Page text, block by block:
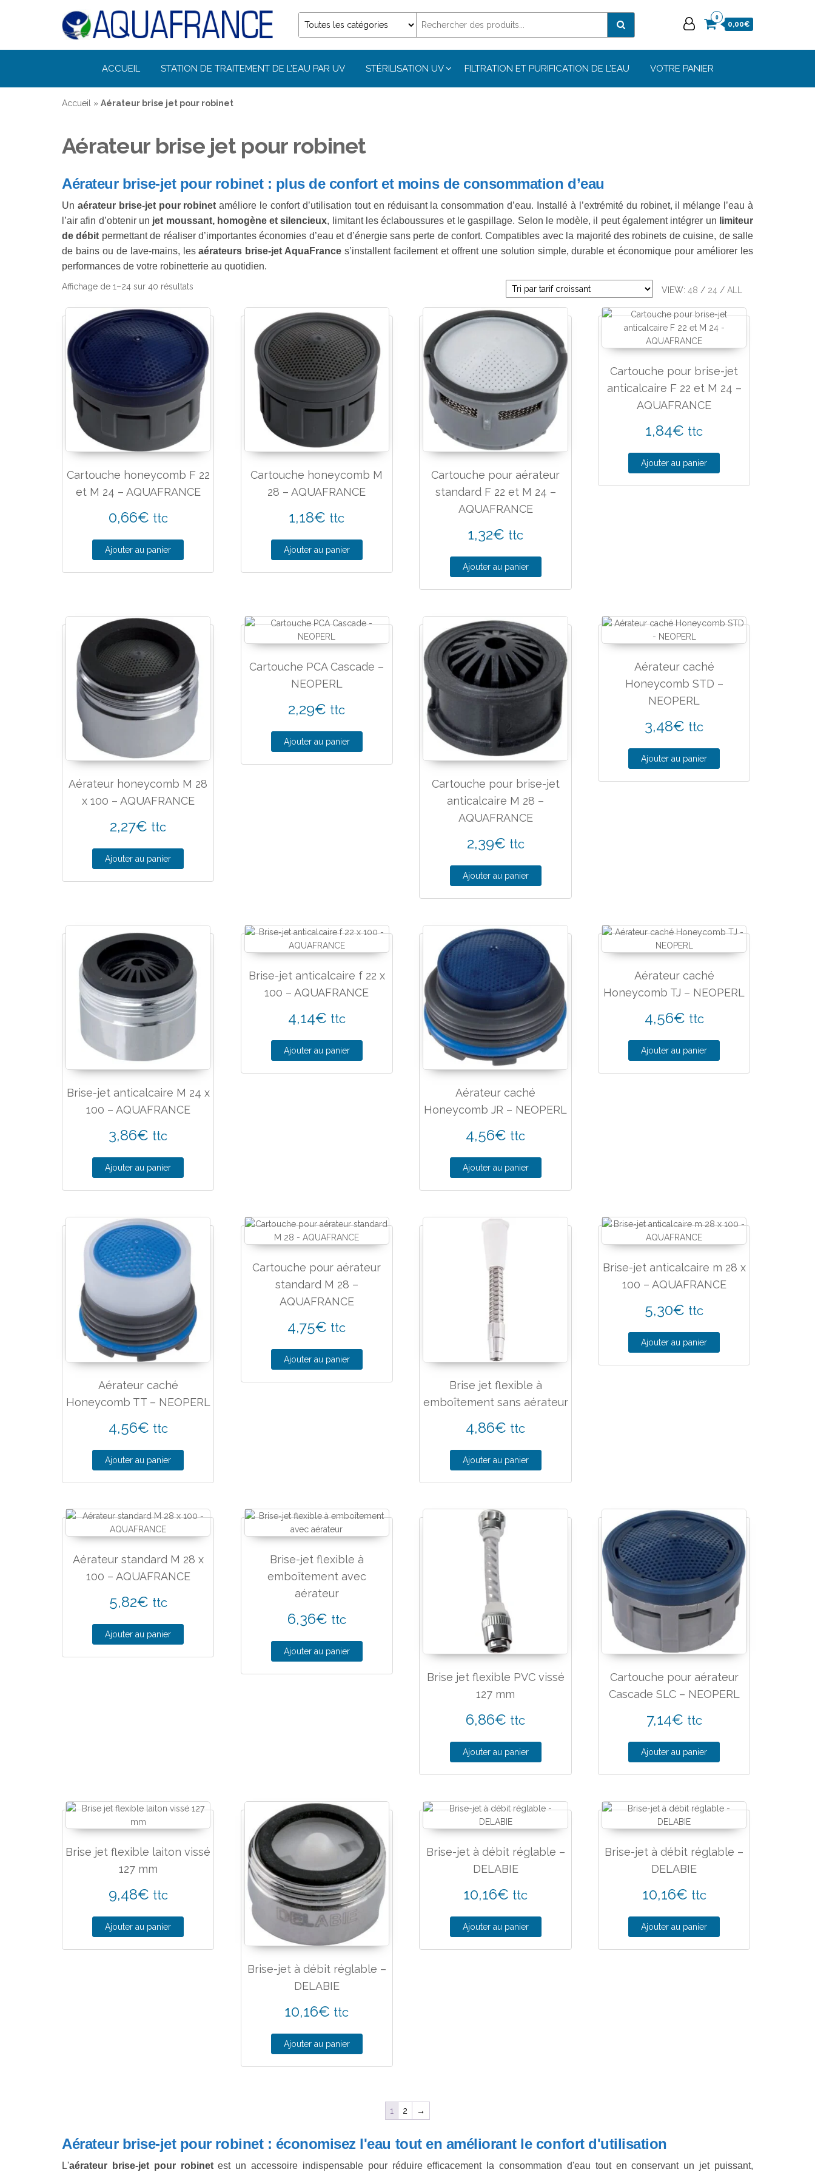
Désinfection
Uv de l'eau |
Filtration et
Potabilisation
0
0,00€
ACCUEIL STATION DE TRAITEMENT DE L’EAU PAR UV STÉRILISATION UV FILTRATION ET PURIFICATION DE L’EAU VOTRE PANIER
Accueil » Aérateur brise jet pour robinet
Aérateur brise jet pour robinet
Aérateur brise-jet pour robinet : plus de confort et moins de consommation d’eau
Un aérateur brise-jet pour robinet améliore le confort d’utilisation tout en réduisant la consommation d’eau. Installé à l’extrémité du robinet, il mélange l’eau à
l’air afin d’obtenir un jet moussant, homogène et silencieux, limitant les éclaboussures et le gaspillage. Selon le modèle, il peut également intégrer un limiteur
de débit permettant de réaliser d’importantes économies d’eau et d’énergie sans perte de confort. Compatibles avec la majorité des robinets de cuisine, de salle
de bains ou de lave-mains, lesaérateurs brise-jet AquaFrance s’installent facilement et offrent une solution simple, durable et économique pour améliorer les
performances de votre robinetterie au quotidien.
VIEW: 48 / 24 / ALL
Affichage de 1–24 sur 40 résultats
Cartouche honeycomb F 22
et M 24 – AQUAFRANCE
0,66€ ttc
Ajouter au panier
Cartouche honeycomb M
28 – AQUAFRANCE
1,18€ ttc
Ajouter au panier
Cartouche pour aérateur
standard F 22 et M 24 –
AQUAFRANCE
1,32€ ttc
Ajouter au panier
Cartouche pour brise-jet
anticalcaire F 22 et M 24 –
AQUAFRANCE
1,84€ ttc
Ajouter au panier
Aérateur honeycomb M 28
x 100 – AQUAFRANCE
2,27€ ttc
Ajouter au panier
Cartouche PCA Cascade –
NEOPERL
2,29€ ttc
Ajouter au panier
Cartouche pour brise-jet
anticalcaire M 28 –
AQUAFRANCE
2,39€ ttc
Ajouter au panier
Aérateur caché
Honeycomb STD –
NEOPERL
3,48€ ttc
Ajouter au panier
Brise-jet anticalcaire M 24 x
100 – AQUAFRANCE
3,86€ ttc
Ajouter au panier
Brise-jet anticalcaire f 22 x
100 – AQUAFRANCE
4,14€ ttc
Ajouter au panier
Aérateur caché
Honeycomb JR – NEOPERL
4,56€ ttc
Ajouter au panier
Aérateur caché
Honeycomb TJ – NEOPERL
4,56€ ttc
Ajouter au panier
Aérateur caché
Honeycomb TT – NEOPERL
4,56€ ttc
Ajouter au panier
Cartouche pour aérateur
standard M 28 –
AQUAFRANCE
4,75€ ttc
Ajouter au panier
Brise jet flexible à
emboîtement sans aérateur
4,86€ ttc
Ajouter au panier
Brise-jet anticalcaire m 28 x
100 – AQUAFRANCE
5,30€ ttc
Ajouter au panier
Aérateur standard M 28 x
100 – AQUAFRANCE
5,82€ ttc
Ajouter au panier
Brise-jet flexible à
emboîtement avec
aérateur
6,36€ ttc
Ajouter au panier
Brise jet flexible PVC vissé
127 mm
6,86€ ttc
Ajouter au panier
Cartouche pour aérateur
Cascade SLC – NEOPERL
7,14€ ttc
Ajouter au panier
Brise jet flexible laiton vissé
127 mm
9,48€ ttc
Ajouter au panier
Brise-jet à débit réglable –
DELABIE
10,16€ ttc
Ajouter au panier
Brise-jet à débit réglable –
DELABIE
10,16€ ttc
Ajouter au panier
Brise-jet à débit réglable –
DELABIE
10,16€ ttc
Ajouter au panier
1 2 →
Aérateur brise-jet pour robinet : économisez l'eau tout en améliorant le confort d'utilisation
L'aérateur brise-jet pour robinetest un accessoire indispensable pour réduire efficacement la consommation d'eau tout en conservant un jet puissant,